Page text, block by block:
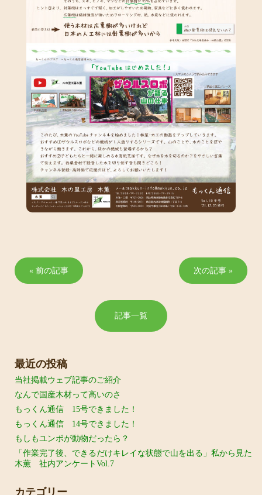
次の記事 »
« 前の記事
記事一覧
最近の投稿
当社掲載ウェブ記事のご紹介
なんで国産木材って高いのさ
もっくん通信 15号できました！
もっくん通信 14号できました！
もしもユンボが動物だったら？
「作業完了後、できるだけキレイな状態で山を出る」私から見た
木薫 社内アンケートVol.7
カテゴリー